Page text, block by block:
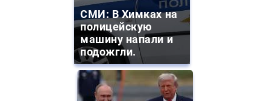
СМИ: В Химках на
полицейскую
машину напали и
подожгли.